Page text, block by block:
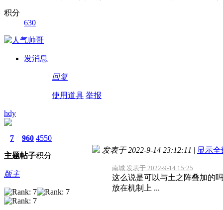
积分
630
发消息
回复
使用道具 举报
hdy
7
主题
960
帖子
4550
积分
版主
发表于 2022-9-14 23:12:11 | 显示
南城 发表于 2022-9-14 15:25
这么说是可以与土之阵叠加的
放在机制上 ...